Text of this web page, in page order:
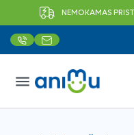
NEMOKAMAS
menu